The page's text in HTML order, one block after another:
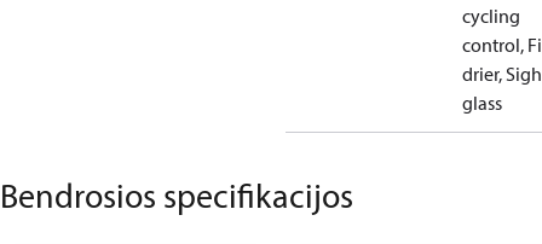
cycling
control,
drier,
glass
Bendrosios specifikacijos